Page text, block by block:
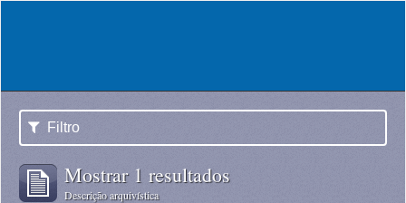
Filtro
Mostrar 1 resultados
Descrição arquivística